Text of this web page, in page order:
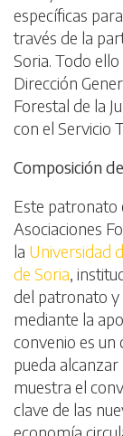
específicas
través de la
Soria. Todo
Dirección
Forestal de la
con el Servicio
Composición
Este patronato
Asociaciones
la Universidad
de Soria,
del patronato y
mediante la
convenio es un
pueda
muestra el
clave de las